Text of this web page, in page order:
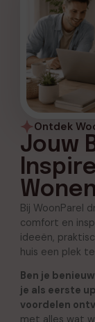
Ontdek
Jouw
Wonen
Bij WoonParel
comfort en
ideeën,
huis een plek
Ben je
je als eerste
voordelen
met alles wat